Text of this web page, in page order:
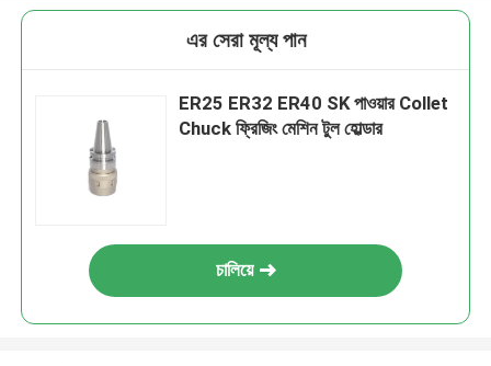
এর সেরা মূল্য পান
ER25 ER32 ER40 SK পাওয়ার Collet
Chuck ফ্রিজিং মেশিন টুল হোল্ডার
চালিয়ে